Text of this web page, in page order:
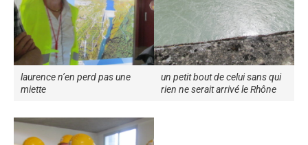
laurence n’en perd pas une
miette
un petit bout de celui sans qui
rien ne serait arrivé le Rhône